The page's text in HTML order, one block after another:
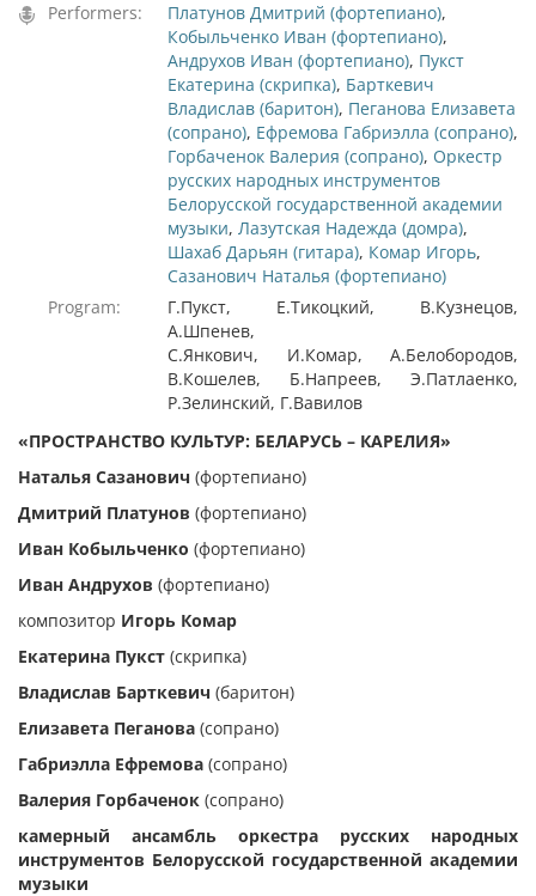
Performers:
Платунов Дмитрий (фортепиано),
Кобыльченко Иван (фортепиано),
Андрухов Иван (фортепиано), Пукст
Екатерина (скрипка), Барткевич
Владислав (баритон), Пеганова Елизавета
(сопрано), Ефремова Габриэлла (сопрано),
Горбаченок Валерия (сопрано), Оркестр
русских народных инструментов
Белорусской государственной академии
музыки, Лазутская Надежда (домра),
Шахаб Дарьян (гитара), Комар Игорь,
Сазанович Наталья (фортепиано)
Program:
Г.Пукст, Е.Тикоцкий, В.Кузнецов,
А.Шпенев,
С.Янкович, И.Комар, А.Белобородов,
В.Кошелев, Б.Напреев, Э.Патлаенко,
Р.Зелинский, Г.Вавилов
«ПРОСТРАНСТВО КУЛЬТУР: БЕЛАРУСЬ – КАРЕЛИЯ»
Наталья Сазанович (фортепиано)
Дмитрий Платунов (фортепиано)
Иван Кобыльченко (фортепиано)
Иван Андрухов (фортепиано)
композитор Игорь Комар
Екатерина Пукст (скрипка)
Владислав Барткевич (баритон)
Елизавета Пеганова (сопрано)
Габриэлла Ефремова (сопрано)
Валерия Горбаченок (сопрано)
камерный ансамбль оркестра русских народных
инструментов Белорусской государственной академии
музыки